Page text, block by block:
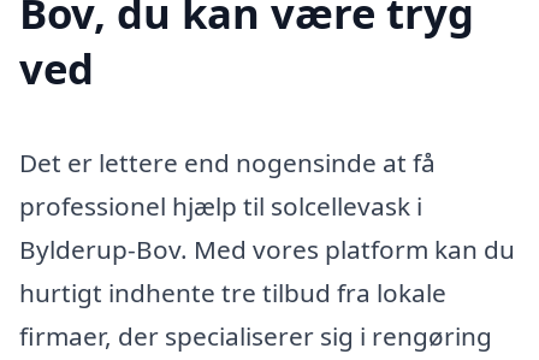
Bov, du kan være tryg
ved
Det er lettere end nogensinde at få
professionel hjælp til solcellevask i
Bylderup-Bov. Med vores platform kan du
hurtigt indhente tre tilbud fra lokale
firmaer, der specialiserer sig i rengøring